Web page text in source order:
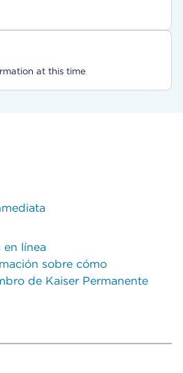
at this time
en línea
sobre cómo
de Kaiser Permanente